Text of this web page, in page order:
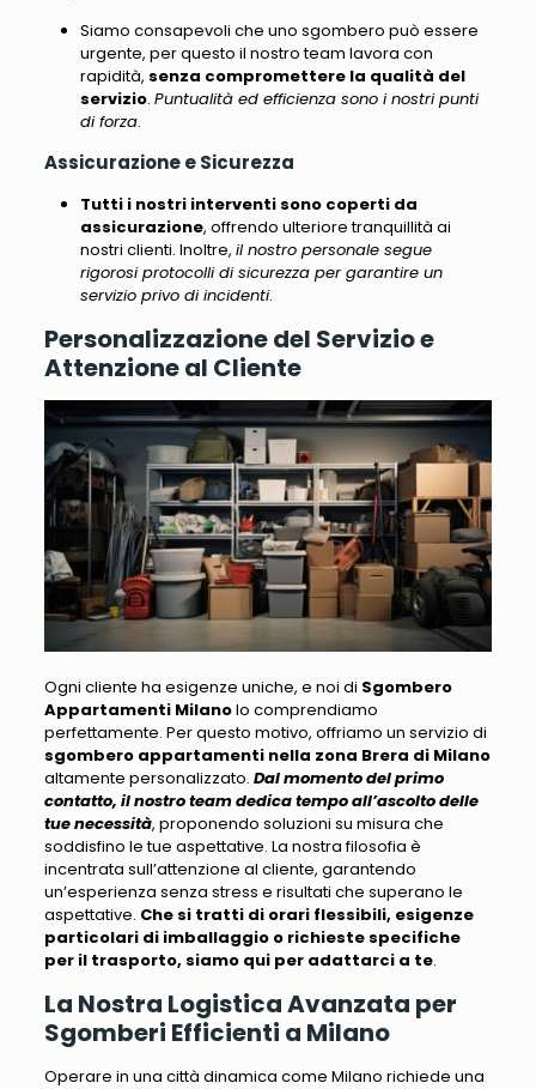
Siamo consapevoli che uno sgombero può essere
urgente, per questo il nostro team lavora con
rapidità, senza compromettere la qualità del
servizio. Puntualità ed efficienza sono i nostri punti
di forza.
Assicurazione e Sicurezza
Tutti i nostri interventi sono coperti da
assicurazione, offrendo ulteriore tranquillità ai
nostri clienti. Inoltre, il nostro personale segue
rigorosi protocolli di sicurezza per garantire un
servizio privo di incidenti.
Personalizzazione del Servizio e
Attenzione al Cliente
Ogni cliente ha esigenze uniche, e noi di Sgombero
Appartamenti Milanolo comprendiamo
perfettamente. Per questo motivo, offriamo un servizio di
sgombero appartamenti nella zona Brera di Milano
altamente personalizzato. Dal momento del primo
contatto, il nostro team dedica tempo all’ascolto delle
tue necessità, proponendo soluzioni su misura che
soddisfino le tue aspettative. La nostra filosofia è
incentrata sull’attenzione al cliente, garantendo
un’esperienza senza stress e risultati che superano le
aspettative. Che si tratti di orari flessibili, esigenze
particolari di imballaggio o richieste specifiche
per il trasporto, siamo qui per adattarci a te.
La Nostra Logistica Avanzata per
Sgomberi Efficienti a Milano
Operare in una città dinamica come Milano richiede una